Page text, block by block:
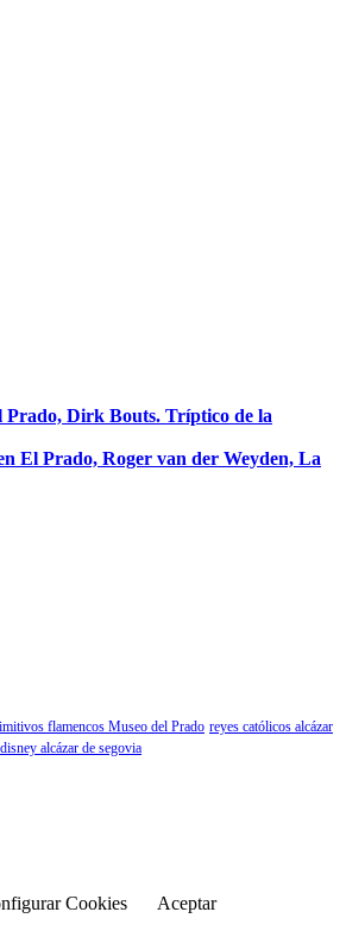
Prado, Dirk Bouts. Tríptico de la
El Prado, Roger van der Weyden, La
flamencos Museo del Prado reyes católicos alcázar
alcázar de segovia
Cookies
Aceptar